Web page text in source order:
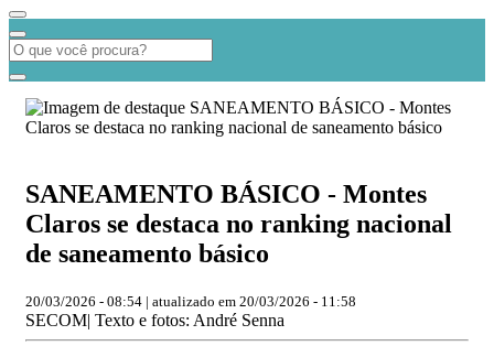
SANEAMENTO BÁSICO - Montes
Claros se destaca no ranking nacional
de saneamento básico
20/03/2026 - 08:54 | atualizado em 20/03/2026 - 11:58
SECOM| Texto e fotos: André Senna